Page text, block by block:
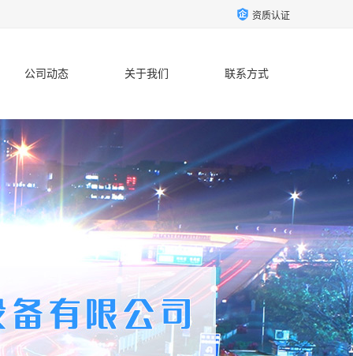
资质认证
公司动态 关于我们 联系方式